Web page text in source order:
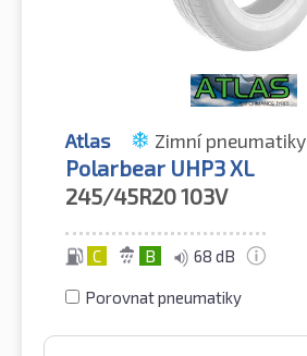
Atlas Zimní pneumatiky
Polarbear UHP3 XL
245/45R20103V
C B 68 dB
Porovnat pneumatiky